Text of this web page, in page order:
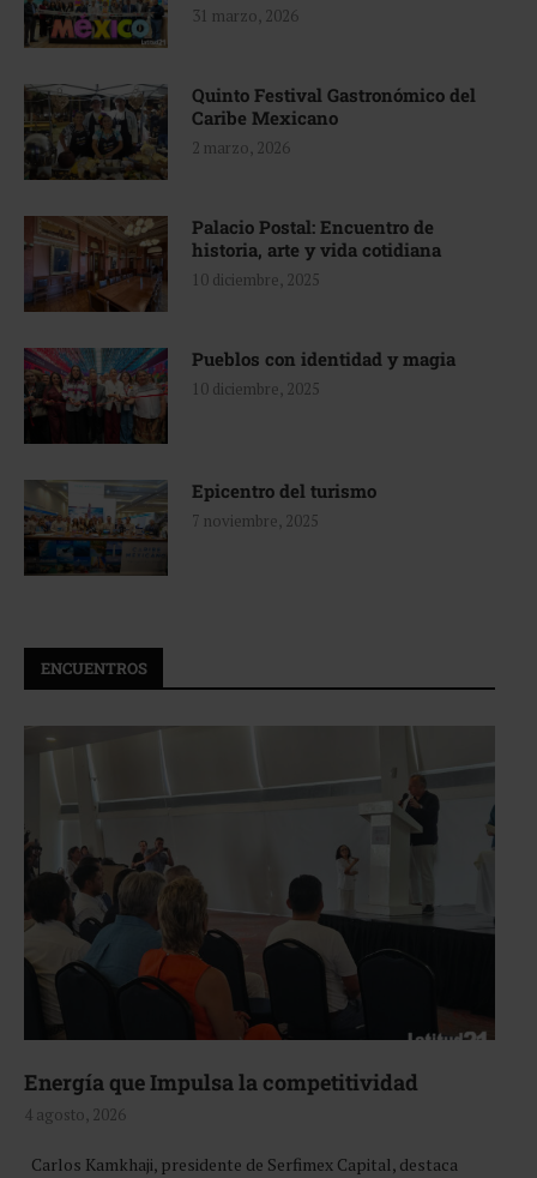
31 marzo, 2026
Quinto Festival Gastronómico del
Caribe Mexicano
2 marzo, 2026
Palacio Postal: Encuentro de
historia, arte y vida cotidiana
10 diciembre, 2025
Pueblos con identidad y magia
10 diciembre, 2025
Epicentro del turismo
7 noviembre, 2025
ENCUENTROS
Energía que Impulsa la competitividad
4 agosto, 2026
Carlos Kamkhaji, presidente de Serfimex Capital, destaca